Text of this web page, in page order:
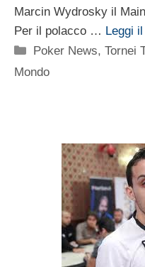
Marcin Wydrosky il
Per il polacco … Leggi
Categorie
Poker News,Tornei
Mondo